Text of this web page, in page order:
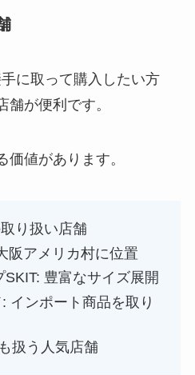
に取って購入したい方
舗が便利です。
価値があります。
り扱い店舗
阪アメリカ村に位置
豊富なサイズ展開
インポート商品を取り
扱う人気店舗